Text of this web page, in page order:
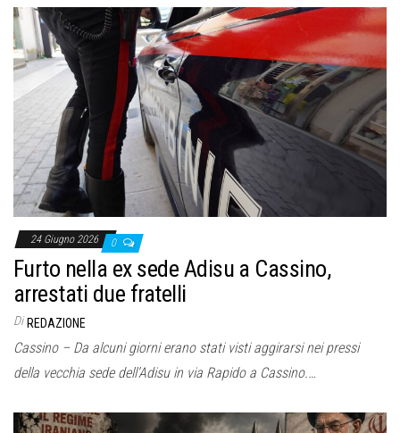
24 Giugno 2026 0
Furto nella ex sede Adisu a Cassino,
arrestati due fratelli
Di REDAZIONE
Cassino – Da alcuni giorni erano stati visti aggirarsi nei pressi
della vecchia sede dell’Adisu in via Rapido a Cassino.…